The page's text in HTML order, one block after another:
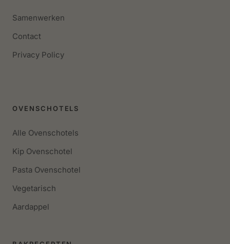
Samenwerken
Contact
Privacy Policy
OVENSCHOTELS
Alle Ovenschotels
Kip Ovenschotel
Pasta Ovenschotel
Vegetarisch
Aardappel